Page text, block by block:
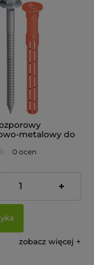
metalowy do
SDF-KB-
(op.20 sztuk)
0 ocen
44,55 zł
+
zobacz więcej